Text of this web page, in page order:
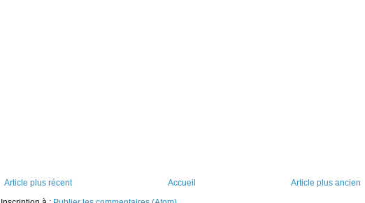
Article plus récent Article plus ancien
Accueil